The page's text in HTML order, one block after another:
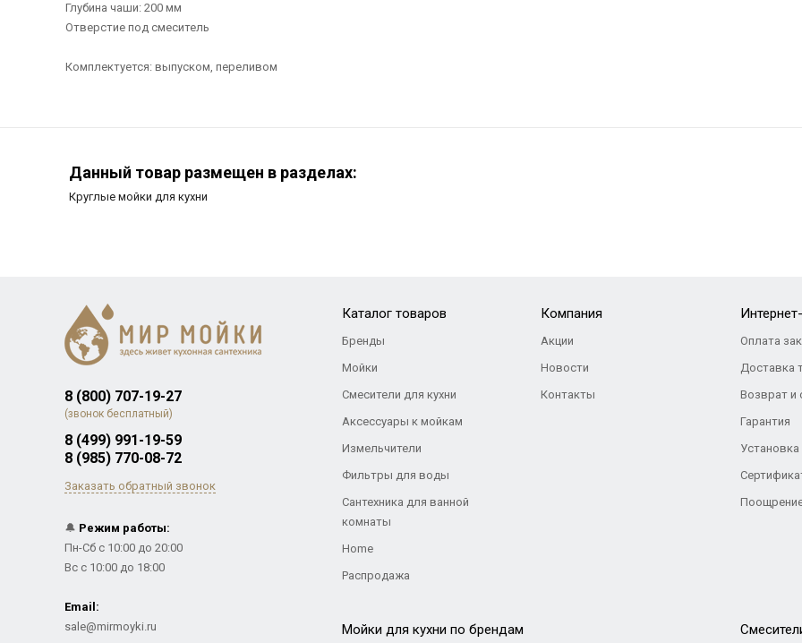
Глубина чаши: 200 мм
Отверстие под смеситель
Комплектуется: выпуском, переливом
Данный товар размещен в разделах:
Круглые мойки для кухни
8 (800) 707-19-27
(звонок бесплатный)
8 (499) 991-19-59
8 (985) 770-08-72
Заказать обратный звонок
🔔 Режим работы:
Пн-Сб с 10:00 до 20:00
Вс с 10:00 до 18:00
Email:
sale@mirmoyki.ru
Каталог товаров
Бренды
Мойки
Смесители для кухни
Аксессуары к мойкам
Измельчители
Фильтры для воды
Сантехника для ванной
комнаты
Home
Распродажа
Компания
Акции
Новости
Контакты
Оплата
Доставка
Возврат и
Гарантия
Установка
Мойки для кухни по брендам